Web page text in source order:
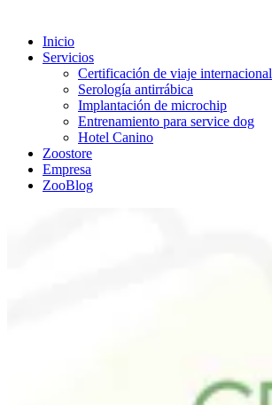
Inicio
Servicios
Certificación de viaje internacional
Serología antirrábica
Implantación de microchip
Entrenamiento para service dog
Hotel Canino
Zoostore
Empresa
ZooBlog